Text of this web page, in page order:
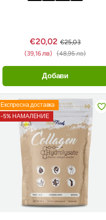
€20,02 €25,03
(39,16 лв) (48,95 лв)
Добави
Експресна доставка
-5% НАМАЛЕНИЕ